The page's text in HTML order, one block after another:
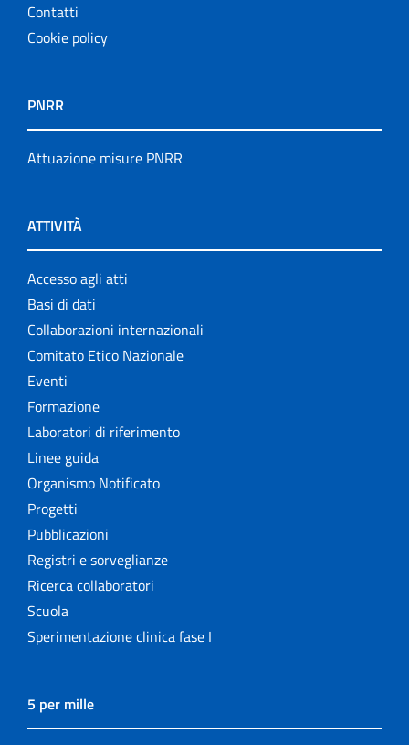
Contatti
Cookie policy
PNRR
Attuazione misure PNRR
ATTIVITÀ
Accesso agli atti
Basi di dati
Collaborazioni internazionali
Comitato Etico Nazionale
Eventi
Formazione
Laboratori di riferimento
Linee guida
Organismo Notificato
Progetti
Pubblicazioni
Registri e sorveglianze
Ricerca collaboratori
Scuola
Sperimentazione clinica fase I
5 per mille